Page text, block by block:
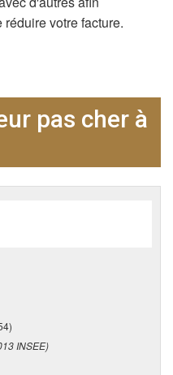
votre facture.
pas cher à
INSEE)